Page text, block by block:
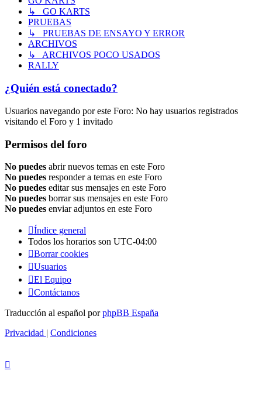
↳ GO KARTS
PRUEBAS
↳ PRUEBAS DE ENSAYO Y ERROR
ARCHIVOS
↳ ARCHIVOS POCO USADOS
RALLY
¿Quién está conectado?
Usuarios navegando por este Foro: No hay usuarios registrados
visitando el Foro y 1 invitado
Permisos del foro
No puedes abrir nuevos temas en este Foro
No puedes responder a temas en este Foro
No puedes editar sus mensajes en este Foro
No puedes borrar sus mensajes en este Foro
No puedes enviar adjuntos en este Foro
Índice general
Todos los horarios son UTC-04:00
Borrar cookies
Usuarios
El Equipo
Contáctanos
Traducción al español porphpBB España
Privacidad | Condiciones